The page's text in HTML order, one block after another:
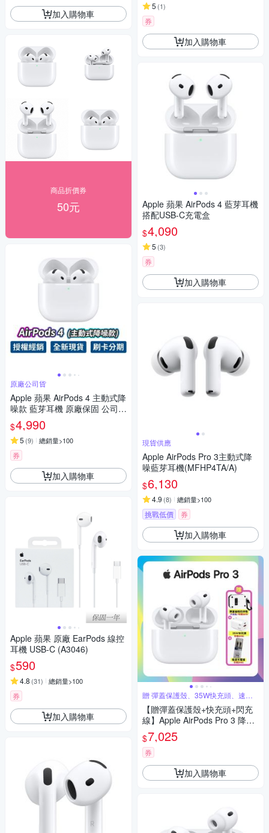
加入購物車
商品折價券
50元
原廠公司貨
Apple 蘋果 AirPods 4 主動式降
噪款 藍芽耳機 原廠保固 公司貨
USB-C MagSafe
$4,990
5 (9) 總銷量>100
券
加入購物車
Apple 蘋果 原廠 EarPods 線控
耳機 USB-C (A3046)
$590
4.8 (31) 總銷量>100
券
加入購物車
5 (1)
券
加入購物車
Apple 蘋果 AirPods 4 藍芽耳機
搭配USB-C充電盒
$4,090
5 (3)
券
加入購物車
現貨供應
Apple AirPods Pro 3主動式降
噪藍芽耳機(MFHP4TA/A)
$6,130
4.9 (8) 總銷量>100
挑戰低價 券
加入購物車
贈 彈蓋保護殼、35W快充頭、速充
線
【贈彈蓋保護殼+快充頭+閃充
線】Apple AirPods Pro 3 降噪
無線藍牙耳機
$7,025
券
加入購物車